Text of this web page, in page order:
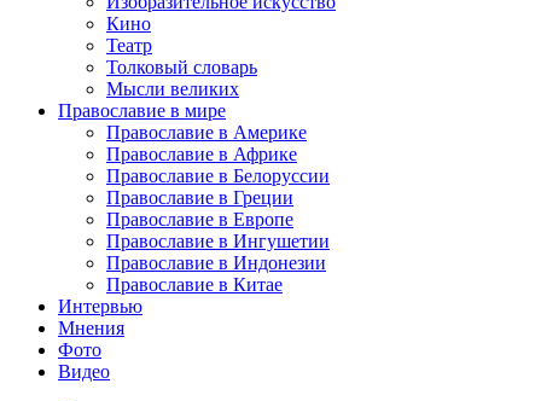
Кино
Театр
Толковый словарь
Мысли великих
Православие в мире
Православие в Америке
Православие в Африке
Православие в Белоруссии
Православие в Греции
Православие в Европе
Православие в Ингушетии
Православие в Индонезии
Православие в Китае
Интервью
Мнения
Фото
Видео